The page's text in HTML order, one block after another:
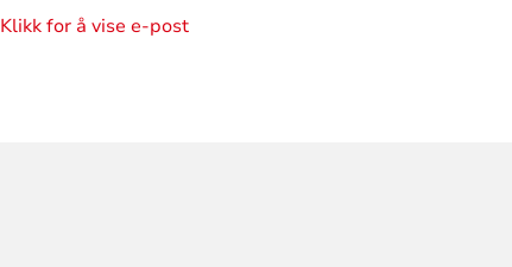
Klikk for å vise e-post